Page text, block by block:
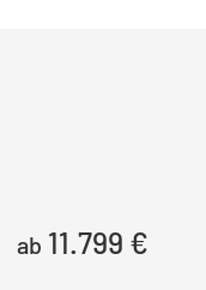
ab 11.799 €